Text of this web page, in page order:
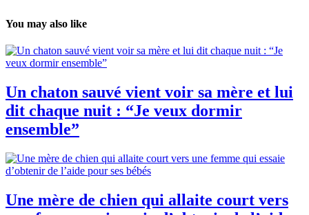
You may also like
Un chaton sauvé vient voir sa mère et lui
dit chaque nuit : “Je veux dormir
ensemble”
Une mère de chien qui allaite court vers